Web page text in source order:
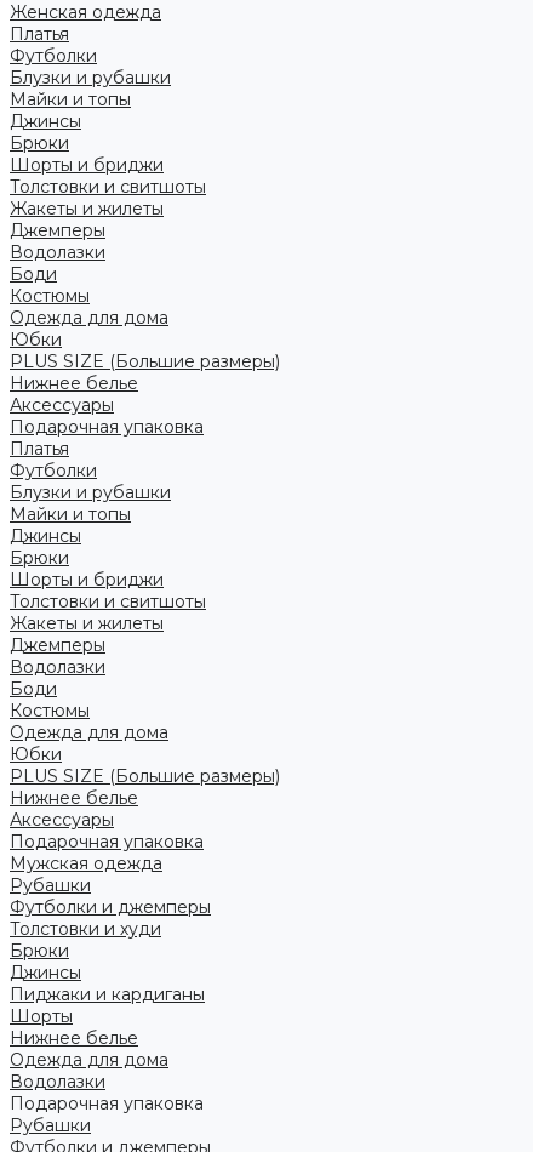
Женская одежда
Платья
Футболки
Блузки и рубашки
Майки и топы
Джинсы
Брюки
Шорты и бриджи
Толстовки и свитшоты
Жакеты и жилеты
Джемперы
Водолазки
Боди
Костюмы
Одежда для дома
Юбки
PLUS SIZE (Большие размеры)
Нижнее белье
Аксессуары
Подарочная упаковка
Платья
Футболки
Блузки и рубашки
Майки и топы
Джинсы
Брюки
Шорты и бриджи
Толстовки и свитшоты
Жакеты и жилеты
Джемперы
Водолазки
Боди
Костюмы
Одежда для дома
Юбки
PLUS SIZE (Большие размеры)
Нижнее белье
Аксессуары
Подарочная упаковка
Мужская одежда
Рубашки
Футболки и джемперы
Толстовки и худи
Брюки
Джинсы
Пиджаки и кардиганы
Шорты
Нижнее белье
Одежда для дома
Водолазки
Подарочная упаковка
Рубашки
Футболки и джемперы